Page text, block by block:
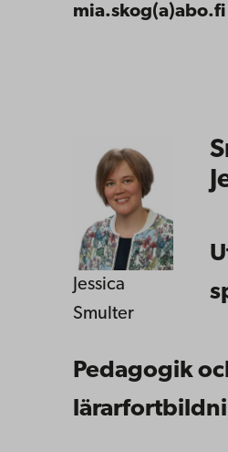
mia.skog(a)abo.fi
Jessica
Smulter
Pedagogik